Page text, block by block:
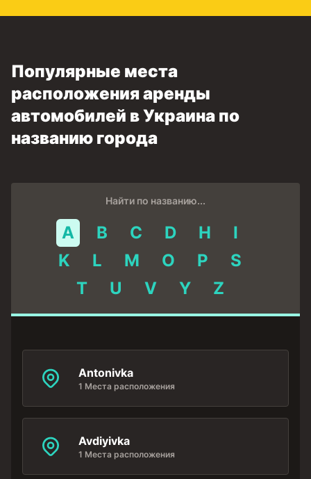
Популярные места
расположения аренды
автомобилей в Украина по
названию города
Найти по названию...
A B C D H
I
K
L M O P
S
T
U V Y Z
Antonivka
1 Места расположения
Avdiyivka
1 Места расположения